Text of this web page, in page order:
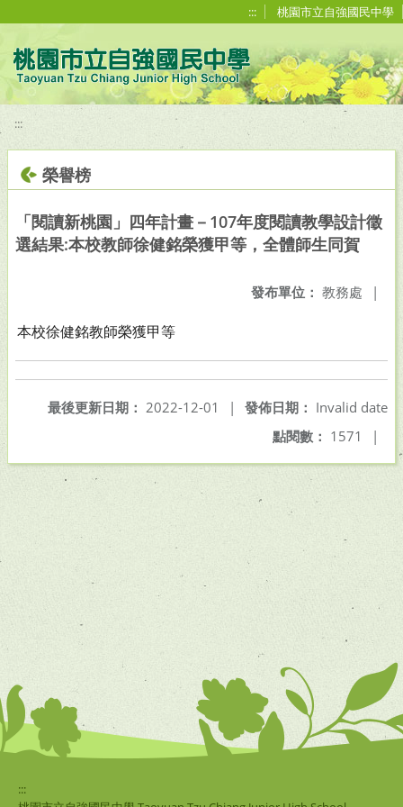
::: 桃園市立自強國民中學
:::
榮譽榜
「閱讀新桃園」四年計畫－107年度閱讀教學設計徵
選結果:本校教師徐健銘榮獲甲等，全體師生同賀
發布單位： 教務處 |
本校徐健銘教師榮獲甲等
發佈日期： Invalid date
最後更新日期： 2022-12-01
|
點閱數： 1571 |
:::